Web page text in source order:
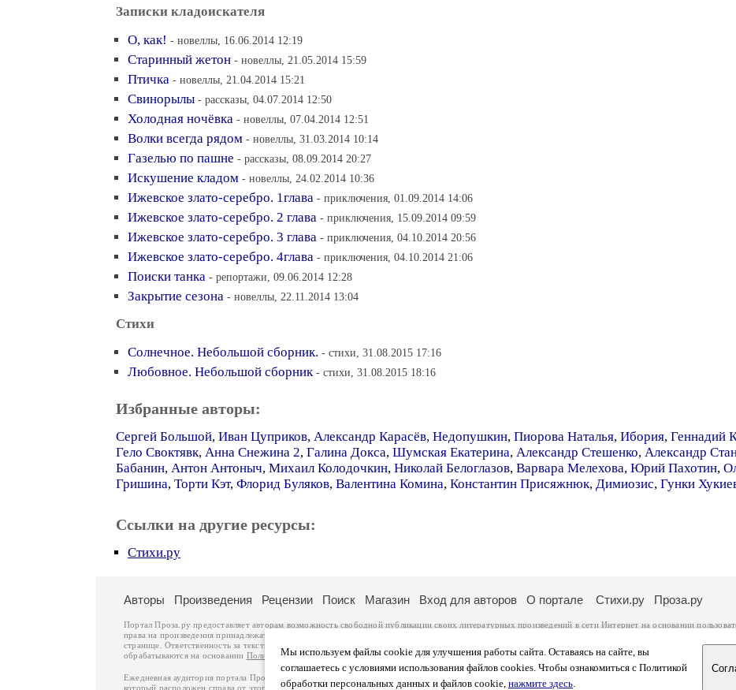
Записки кладоискателя
О, как! - новеллы, 16.06.2014 12:19
Старинный жетон - новеллы, 21.05.2014 15:59
Птичка - новеллы, 21.04.2014 15:21
Свинорылы - рассказы, 04.07.2014 12:50
Холодная ночёвка - новеллы, 07.04.2014 12:51
Волки всегда рядом - новеллы, 31.03.2014 10:14
Газелью по пашне - рассказы, 08.09.2014 20:27
Искушение кладом - новеллы, 24.02.2014 10:36
Ижевское злато-серебро. 1глава - приключения, 01.09.2014 14:06
Ижевское злато-серебро. 2 глава - приключения, 15.09.2014 09:59
Ижевское злато-серебро. 3 глава - приключения, 04.10.2014 20:56
Ижевское злато-серебро. 4глава - приключения, 04.10.2014 21:06
Поиски танка - репортажи, 09.06.2014 12:28
Закрытие сезона - новеллы, 22.11.2014 13:04
Стихи
Солнечное. Небольшой сборник. - стихи, 31.08.2015 17:16
Любовное. Небольшой сборник - стихи, 31.08.2015 18:16
Избранные авторы:
Сергей Большой, Иван Цуприков, Александр Карасёв, Недопушкин, Пиорова Наталья, Ибория, Геннадий
Гело Своктявк, Анна Снежина 2, Галина Докса, Шумская Екатерина, Александр Стешенко, Александр
Бабанин, Антон Антоныч, Михаил Колодочкин, Николай Белоглазов, Варвара Мелехова, Юрий Пахотин,
Гришина, Торти Кэт, Флорид Буляков, Валентина Комина, Константин Присяжнюк, Димиозис, Гунки
Ссылки на другие ресурсы:
Стихи.ру
Мы используем файлы cookie для улучшения работы сайта. Оставаясь на сайте, вы
соглашаетесь с условиями использования файлов cookies. Чтобы ознакомиться с Политикой
обработки персональных данных и файлов cookie, нажмите здесь.
Авторы Произведения Рецензии Поиск Магазин Вход для авторов О портале Стихи.ру Проза.ру
Портал Проза.ру предоставляет авторам возможность свободной публикации своих литературных произведений в сети Интернет на основании
права на произведения принадлежат авторам и охраняются
. Перепечатка произведений возможна только с согласия его автора, к которому вы
странице. Ответственность за тексты произведений авторы несут самостоятельно на основании
законодательства Российской
обрабатываются на основании Политики обработки персональных данных. Вы также можете посмотреть более подробнуюинформацию о портале
Ежедневная аудитория портала Проза.ру – порядка 100 тысяч посетителей, которые в общей сумме просматривают более полумиллиона страниц по
который расположен справа от этого текста. В каждой графе указано по две цифры: количество просмотров и количество посетителей.